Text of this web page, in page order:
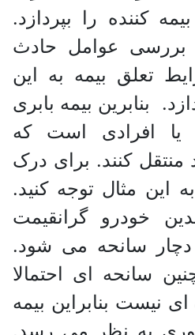
کننده را بپردازد.
بررسی عوامل حادث
تعلق بیمه به این
بنابرین بیمه بابری
یا افرادی است که
منتقل کنند. برای درک
این مثال توجه کنید.
خودرو گرانقیمت
سانحه می شود.
سانحه ای احتمالا
نیست بنابراین بیمه